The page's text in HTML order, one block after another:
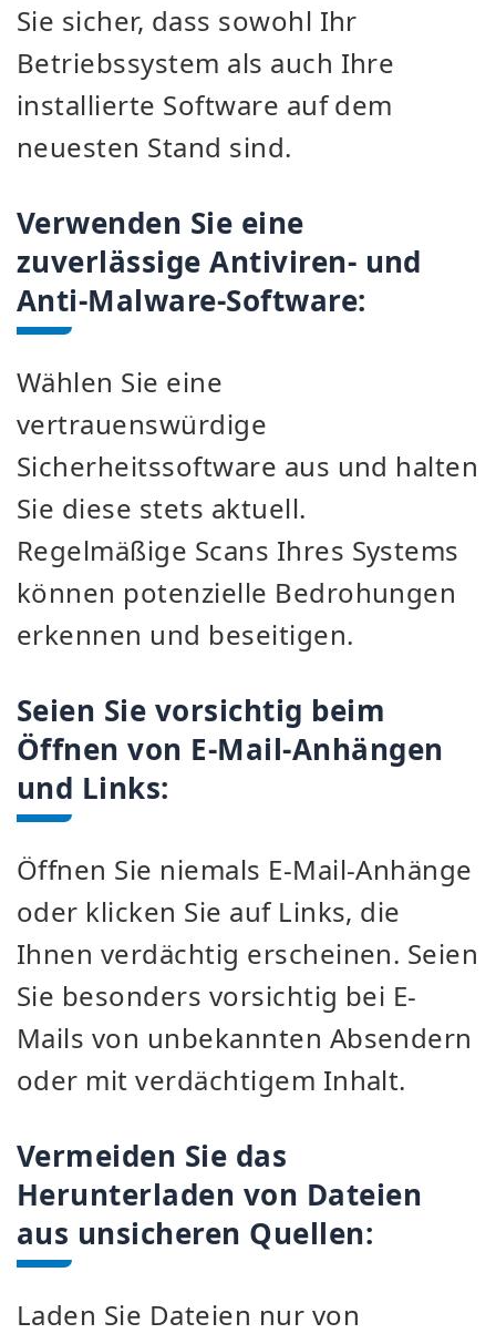
Sie sicher, dass sowohl Ihr
Betriebssystem als auch Ihre
installierte Software auf dem
neuesten Stand sind.
Verwenden Sie eine
zuverlässige Antiviren- und
Anti-Malware-Software:
Wählen Sie eine
vertrauenswürdige
Sicherheitssoftware aus und halten
Sie diese stets aktuell.
Regelmäßige Scans Ihres Systems
können potenzielle Bedrohungen
erkennen und beseitigen.
Seien Sie vorsichtig beim
Öffnen von E-Mail-Anhängen
und Links:
Öffnen Sie niemals E-Mail-Anhänge
oder klicken Sie auf Links, die
Ihnen verdächtig erscheinen. Seien
Sie besonders vorsichtig bei E-
Mails von unbekannten Absendern
oder mit verdächtigem Inhalt.
Vermeiden Sie das
Herunterladen von Dateien
aus unsicheren Quellen:
Laden Sie Dateien nur von